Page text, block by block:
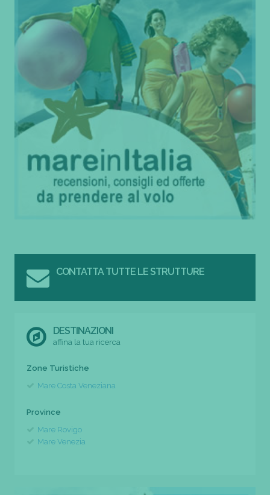
CONTATTA TUTTE LE STRUTTURE
DESTINAZIONI
affina la tua ricerca
Zone Turistiche
Mare Costa Veneziana
Province
Mare Rovigo
Mare Venezia